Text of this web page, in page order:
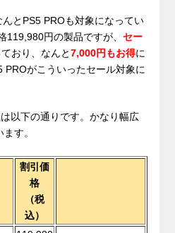
とPS5 PROも対象になってい
119,980円の製品ですが、セー
ており、なんと7,000円もお得に
PROがこういったセール対象に
以下の通りです。かなり幅広
す。
割引価
格
（税
込）